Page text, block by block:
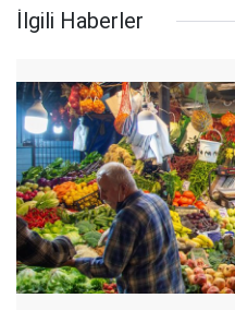
İlgili Haberler